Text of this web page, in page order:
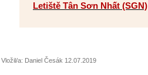
Letiště Tân Sơn Nhất (SGN)
Vložil/a: Daniel Česák 12.07.2019